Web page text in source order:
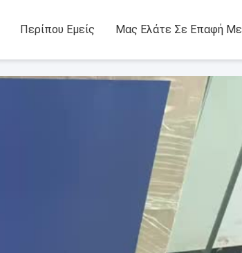
Περίπου Εμείς Μας Ελάτε Σε Επαφή Με